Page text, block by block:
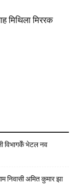
मिथिला मिररक
विभागकेँ भेटल नव
निवासी अमित कुमार झा